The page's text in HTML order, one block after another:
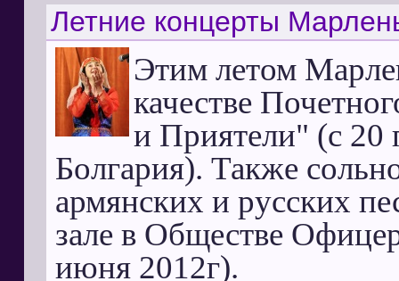
Летние концерты
Этим летом
качестве
и Приятели" (с 20
Болгария). Также
армянских и русских
зале в Обществе
июня 2012г).